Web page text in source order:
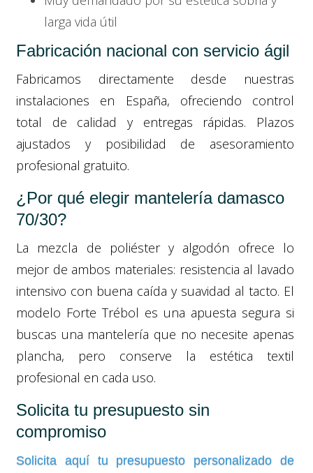
larga vida útil
Fabricación nacional con servicio ágil
Fabricamos directamente desde nuestras
instalaciones en España, ofreciendo control
total de calidad y entregas rápidas. Plazos
ajustados y posibilidad de asesoramiento
profesional gratuito.
¿Por qué elegir mantelería damasco
70/30?
La mezcla de poliéster y algodón ofrece lo
mejor de ambos materiales: resistencia al lavado
intensivo con buena caída y suavidad al tacto. El
modelo Forte Trébol es una apuesta segura si
buscas una mantelería que no necesite apenas
plancha, pero conserve la estética textil
profesional en cada uso.
Solicita tu presupuesto sin
compromiso
Solicita aquí tu presupuesto personalizado de